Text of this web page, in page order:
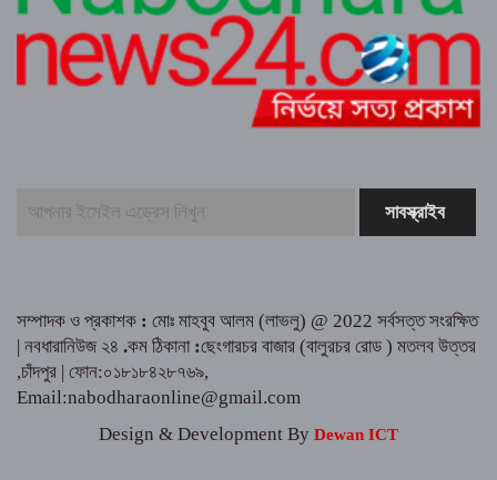
কুমিল্লায় সোহান হত্যা মামলায় বৃদ্ধ মিজানুর রহমানের
যাবজ্জীবন কারাদণ্ড।। ছেলে মেহেদী হাসান খালাস
জুলাই গণঅভ্যুত্থান উপলক্ষে ত্রিশালে আহত যোদ্ধা
ও নিহত পরিবারের সংবর্ধনা
সম্পাদক ও প্রকাশক : মোঃ মাহবুব আলম (লাভলু) @ 2022 সর্বসত্ত সংরক্ষিত
| নবধারানিউজ ২৪ .কম ঠিকানা :ছেংগারচর বাজার (বালুরচর রোড ) মতলব উত্তর
,চাঁদপুর | ফোন:০১৮১৮৪২৮৭৬৯,
Email:nabodharaonline@gmail.com
Design & Development By Dewan ICT